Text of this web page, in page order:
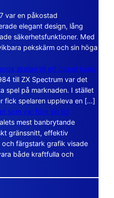
var en påkostad
elegant design, lång
säkerhetsfunktioner. Med
pekskärm och sin höga
skolan till ett öppet kaos
till ZX Spectrum var det
spel på marknaden. I stället
fick spelaren uppleva en […]
som var före sin tid
mest banbrytande
gränssnitt, effektiv
färgstark grafik visade
både kraftfulla och